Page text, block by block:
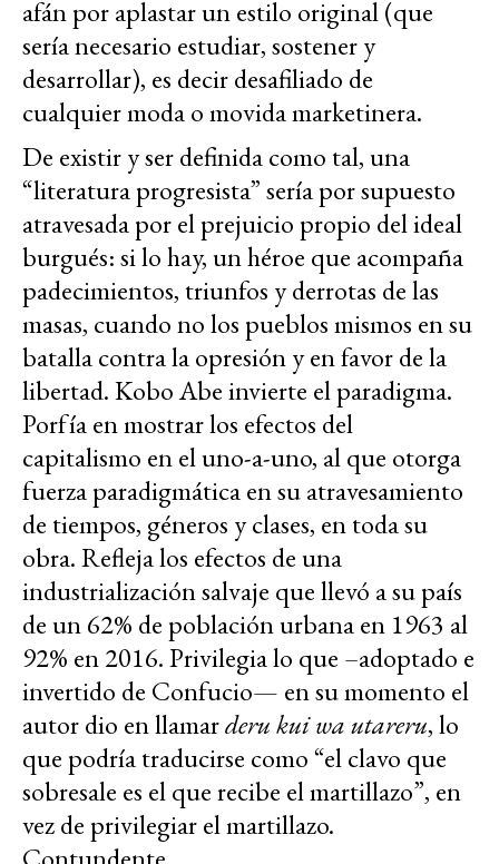
afán por aplastar un estilo original (que
sería necesario estudiar, sostener y
desarrollar), es decir desafiliado de
cualquier moda o movida marketinera.
De existir y ser definida como tal, una
“literatura progresista” sería por supuesto
atravesada por el prejuicio propio del ideal
burgués: si lo hay, un héroe que acompaña
padecimientos, triunfos y derrotas de las
masas, cuando no los pueblos mismos en su
batalla contra la opresión y en favor de la
libertad. Kobo Abe invierte el paradigma.
Porfía en mostrar los efectos del
capitalismo en el uno-a-uno, al que otorga
fuerza paradigmática en su atravesamiento
de tiempos, géneros y clases, en toda su
obra. Refleja los efectos de una
industrialización salvaje que llevó a su país
de un 62% de población urbana en 1963 al
92% en 2016. Privilegia lo que –adoptado e
invertido de Confucio— en su momento el
autor dio en llamarderu kui wa utareru, lo
que podría traducirse como “el clavo que
sobresale es el que recibe el martillazo”, en
vez de privilegiar el martillazo.